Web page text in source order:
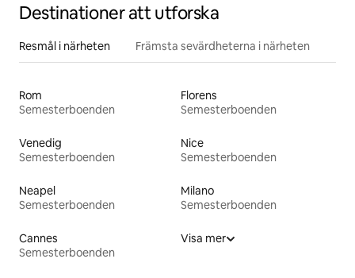
Destinationer att utforska
Resmål i närheten Främsta sevärdheterna i närheten
Rom
Semesterboenden
Florens
Semesterboenden
Venedig
Semesterboenden
Nice
Semesterboenden
Neapel
Semesterboenden
Milano
Semesterboenden
Cannes
Semesterboenden
Visa mer